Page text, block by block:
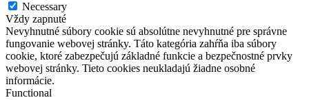
Necessary
Vždy zapnuté
Nevyhnutné súbory cookie sú absolútne nevyhnutné pre správne
fungovanie webovej stránky. Táto kategória zahŕňa iba súbory
cookie, ktoré zabezpečujú základné funkcie a bezpečnostné prvky
webovej stránky. Tieto cookies neukladajú žiadne osobné
informácie.
Functional